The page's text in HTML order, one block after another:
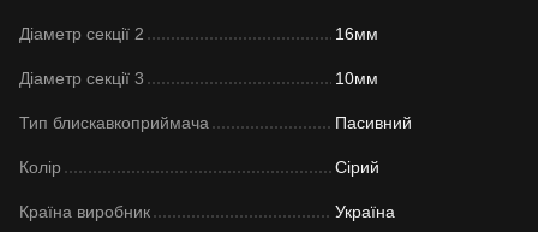
Діаметр секції 2 16мм
Діаметр секції 3 10мм
Тип блискавкоприймача Пасивний
Колір Сірий
Країна виробник Україна